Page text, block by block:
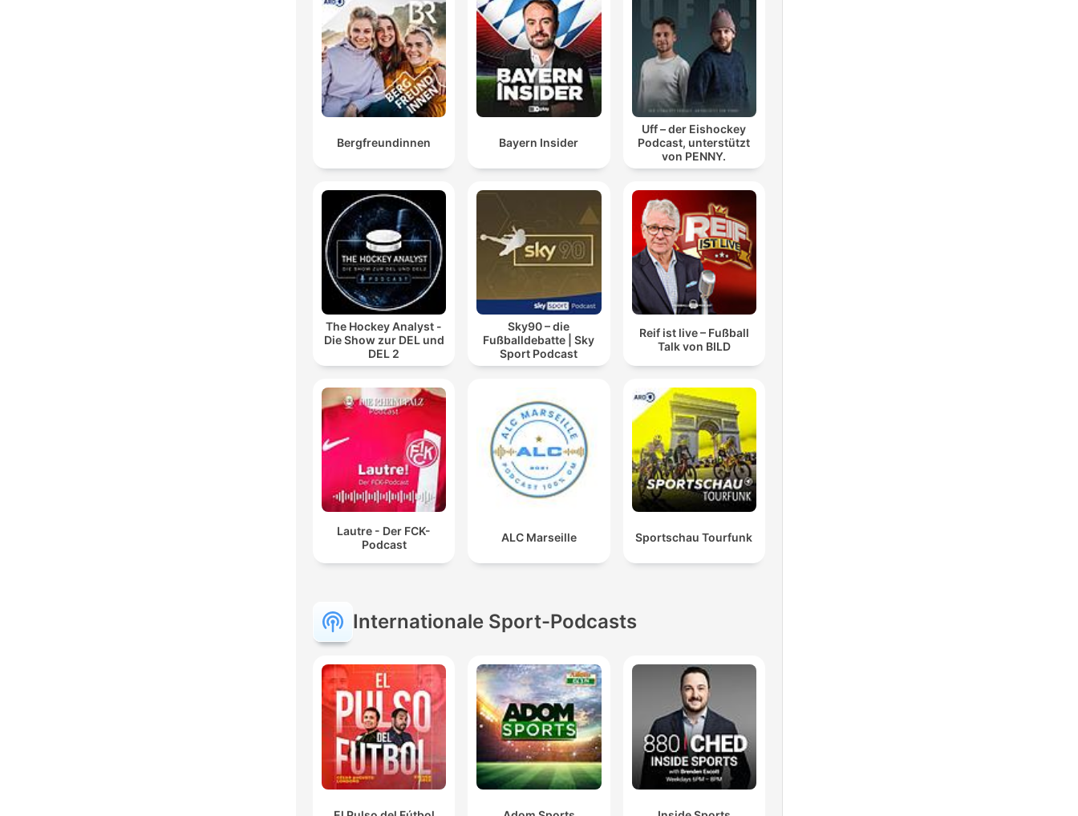
Bergfreundinnen Bayern Insider
Uff – der Eishockey
Podcast, unterstützt
von PENNY.
The Hockey Analyst -
Die Show zur DEL und
DEL 2
Sky90 – die
Fußballdebatte | Sky
Sport Podcast
Reif ist live – Fußball
Talk von BILD
Lautre - Der FCK-
Podcast
ALC Marseille Sportschau Tourfunk
Internationale Sport-Podcasts